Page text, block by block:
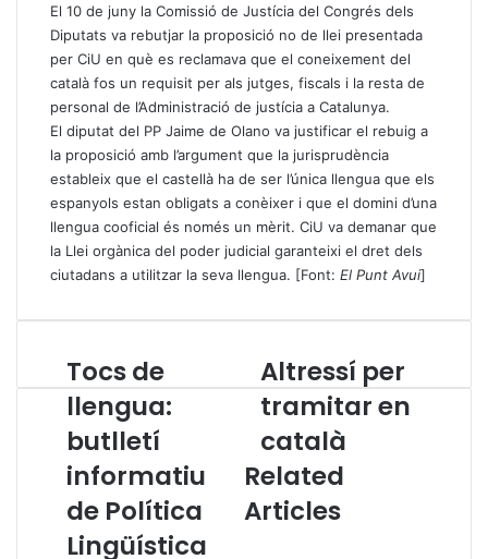
El 10 de juny la Comissió de Justícia del Congrés dels
Diputats va rebutjar la proposició no de llei presentada
per CiU en què es reclamava que el coneixement del
català fos un requisit per als jutges, fiscals i la resta de
personal de l’Administració de justícia a Catalunya.
El diputat del PP Jaime de Olano va justificar el rebuig a
la proposició amb l’argument que la jurisprudència
estableix que el castellà ha de ser l’única llengua que els
espanyols estan obligats a conèixer i que el domini d’una
llengua cooficial és només un mèrit. CiU va demanar que
la Llei orgànica del poder judicial garanteixi el dret dels
ciutadans a utilitzar la seva llengua. [Font: El Punt Avui]
T
o
s
e
Tocs de
llengua:
butlletí
informatiu
de Política
Lingüística
A
l
t
r
s
s
í
Altressí per
tramitar en
català
Related
Articles